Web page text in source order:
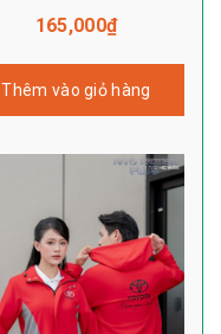
165,000₫
Thêm vào giỏ hàng